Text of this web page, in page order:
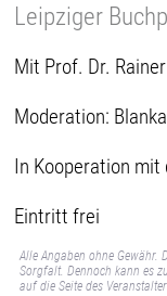
Leipziger
Mit Prof. Dr.
Moderation:
In Kooperation
Eintritt frei
Alle Angaben ohne
Sorgfalt. Dennoch kann es
auf die Seite des